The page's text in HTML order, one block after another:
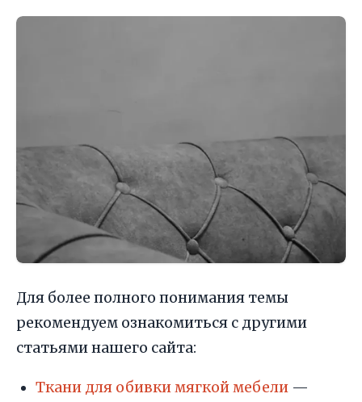
Для более полного понимания темы
рекомендуем ознакомиться с другими
статьями нашего сайта:
Ткани для обивки мягкой мебели —